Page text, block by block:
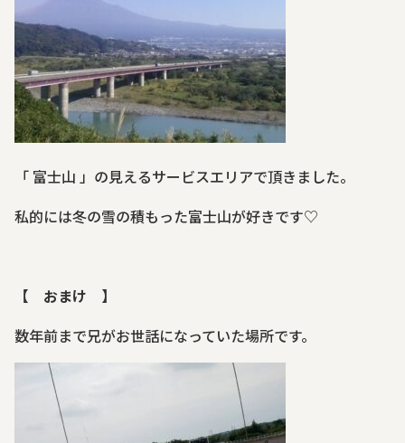
「 富士山 」の見えるサービスエリアで頂きました。
私的には冬の雪の積もった富士山が好きです♡
【 おまけ 】
数年前まで兄がお世話になっていた場所です。